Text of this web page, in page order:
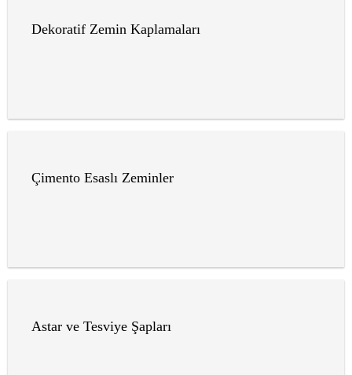
Dekoratif Zemin Kaplamaları
Çimento Esaslı Zeminler
Astar ve Tesviye Şapları